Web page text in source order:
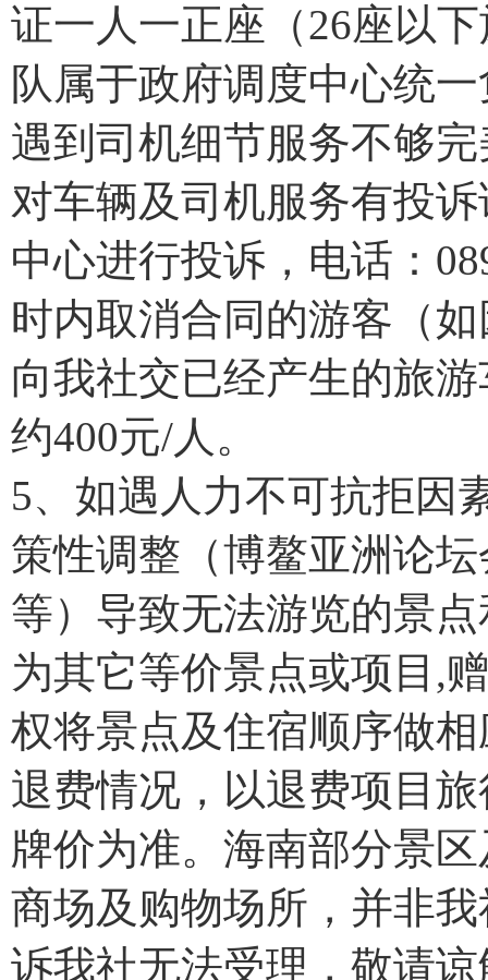
证一人一正座（26座以
队属于政府调度中心统
遇到司机细节服务不够
对车辆及司机服务有投
中心进行投诉，电话：
时内取消合同的游客（
向我社交已经产生的旅
约400元/人。
5、如遇人力不可抗拒因
策性调整（博鳌亚洲论
等）导致无法游览的景
为其它等价景点或项目,
权将景点及住宿顺序做
退费情况，以退费项目
牌价为准。海南部分景
商场及购物场所，并非
诉我社无法受理，敬请